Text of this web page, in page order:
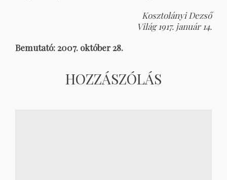
Kosztolányi Dezső
Világ 1917. január 14.
Bemutató: 2007. október 28.
HOZZÁSZÓLÁS